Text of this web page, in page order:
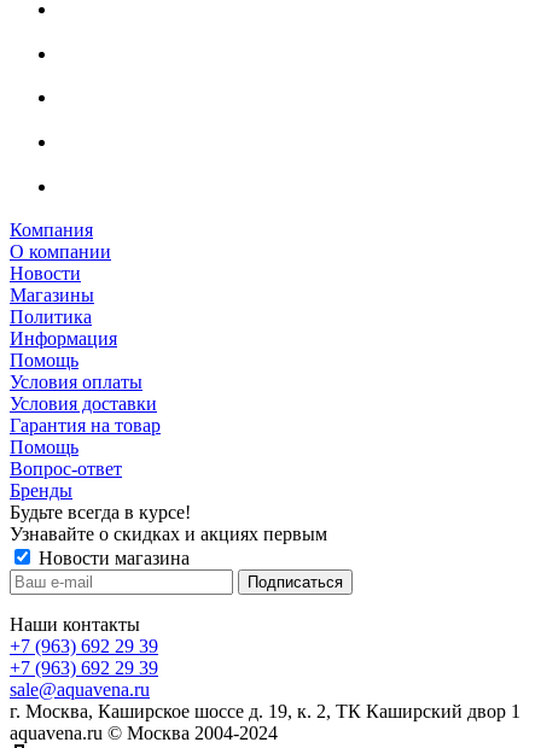
Компания
О компании
Новости
Магазины
Политика
Информация
Помощь
Условия оплаты
Условия доставки
Гарантия на товар
Помощь
Вопрос-ответ
Бренды
Будьте всегда в курсе!
Узнавайте о скидках и акциях первым
Новости магазина
Наши контакты
+7 (963) 692 29 39
+7 (963) 692 29 39
sale@aquavena.ru
г. Москва, Каширское шоссе д. 19, к. 2, ТК Каширский двор 1
aquavena.ru © Москва 2004-2024